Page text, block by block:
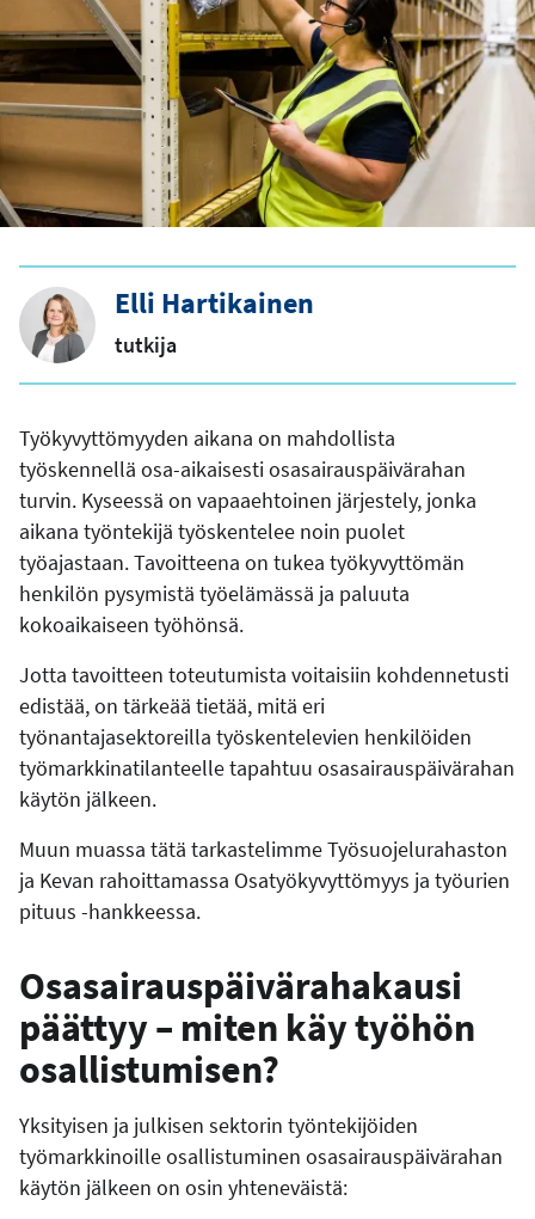
Elli Hartikainen
tutkija
Työkyvyttömyyden aikana on mahdollista
työskennellä osa-aikaisesti osasairauspäivärahan
turvin. Kyseessä on vapaaehtoinen järjestely, jonka
aikana työntekijä työskentelee noin puolet
työajastaan. Tavoitteena on tukea työkyvyttömän
henkilön pysymistä työelämässä ja paluuta
kokoaikaiseen työhönsä.
Jotta tavoitteen toteutumista voitaisiin kohdennetusti
edistää, on tärkeää tietää, mitä eri
työnantajasektoreilla työskentelevien henkilöiden
työmarkkinatilanteelle tapahtuu osasairauspäivärahan
käytön jälkeen.
Muun muassa tätä tarkastelimme Työsuojelurahaston
ja Kevan rahoittamassa Osatyökyvyttömyys ja työurien
pituus -hankkeessa.
Osasairauspäivärahakausi
päättyy – miten käy työhön
osallistumisen?
Yksityisen ja julkisen sektorin työntekijöiden
työmarkkinoille osallistuminen osasairauspäivärahan
käytön jälkeen on osin yhteneväistä: